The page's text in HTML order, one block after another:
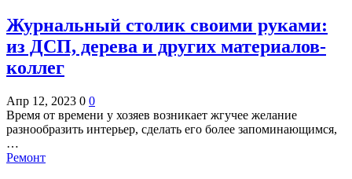
Журнальный столик своими руками:
из ДСП, дерева и других материалов-
коллег
Апр 12, 2023 0 0
Время от времени у хозяев возникает жгучее желание
разнообразить интерьер, сделать его более запоминающимся,
…
Ремонт